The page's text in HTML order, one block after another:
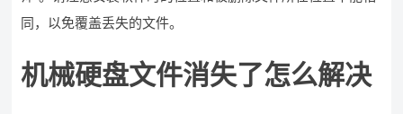
同，以免覆盖丢失的文件。
机械硬盘文件消失了怎么解决